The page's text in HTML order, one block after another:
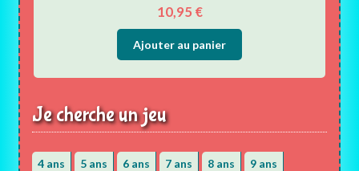
10,95 €
Ajouter au panier
Je cherche un jeu
4 ans 5 ans 6 ans 7 ans 8 ans 9 ans